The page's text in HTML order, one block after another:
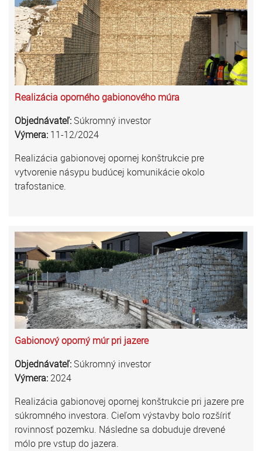
Realizácia oporného gabionového múra
Objednávateľ: Súkromný investor
Výmera: 11-12/2024
Realizácia gabionovej opornej konštrukcie pre
vytvorenie násypu budúcej komunikácie okolo
trafostanice.
Gabionový oporný múr pri jazere
Objednávateľ: Súkromný investor
Výmera: 2024
Realizácia gabionovej opornej konštrukcie pri jazere pre
súkromného investora. Cieľom výstavby bolo rozšíriť
rovinnosť pozemku. Následne sa dobuduje drevené
mólo pre vstup do jazera.